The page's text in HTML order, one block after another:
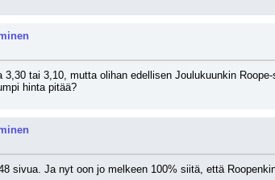
3,30 tai 3,10, mutta olihan edellisen Joulukuunkin
hinta pitää?
sivua. Ja nyt oon jo melkeen 100% siitä, että